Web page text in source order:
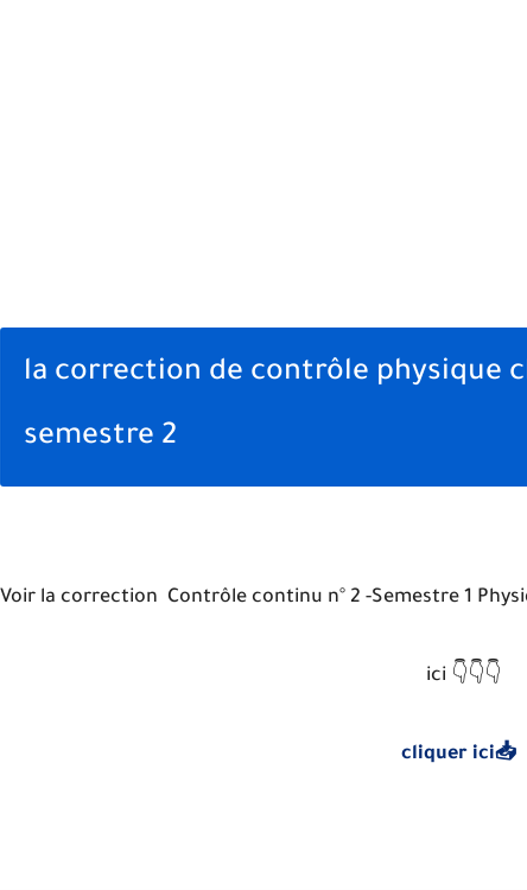
la correction de contrôle physique
semestre 2
Voir la correction Contrôle continu n° 2 -Semestre 1
ici 👇👇👇
cliquer ici📥